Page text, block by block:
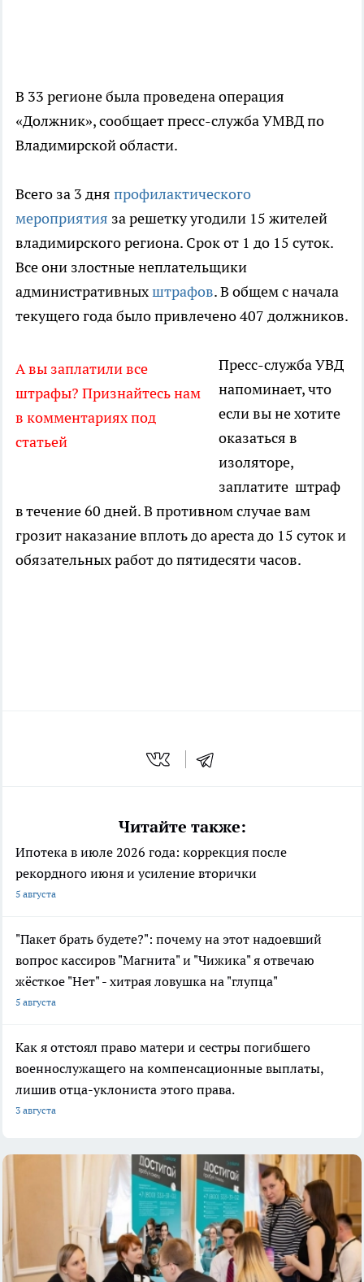
В 33 регионе была проведена операция
«Должник», сообщает пресс-служба УМВД по
Владимирской области.
Всего за 3 дня профилактического
мероприятия за решетку угодили 15 жителей
владимирского региона. Срок от 1 до 15 суток.
Все они злостные неплательщики
административныхштрафов. В общем с начала
текущего года было привлечено 407 должников.
А вы заплатили все
штрафы? Признайтесь нам
в комментариях под
статьей
Пресс-служба УВД
напоминает, что
если вы не хотите
оказаться в
изоляторе,
заплатите штраф
в течение 60 дней. В противном случае вам
грозит наказание вплоть до ареста до 15 суток и
обязательных работ до пятидесяти часов.
Читайте также:
Ипотека в июле 2026 года: коррекция после
рекордного июня и усиление вторички
5 августа
"Пакет брать будете?": почему на этот надоевший
вопрос кассиров "Магнита" и "Чижика" я отвечаю
жёсткое "Нет" - хитрая ловушка на "глупца"
5 августа
Как я отстоял право матери и сестры погибшего
военнослужащего на компенсационные выплаты,
лишив отца-уклониста этого права.
3 августа